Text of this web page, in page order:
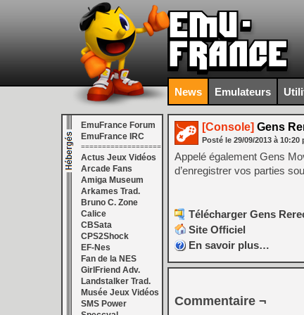
News Emulateurs
EmuFrance Forum
EmuFrance IRC
===================
Actus Jeux Vidéos
Arcade Fans
Amiga Museum
Arkames Trad.
Bruno C. Zone
Calice
CBSata
CPS2Shock
EF-Nes
Fan de la NES
GirlFriend Adv.
Landstalker Trad.
Musée Jeux Vidéos
SMS Power
[Console] Gens
Posté le 29/09/2013 à 10:20
Appelé également Gens
d’enregistrer vos parties
Télécharger Gens
Site Officiel
En savoir plus…
Commentaire ¬